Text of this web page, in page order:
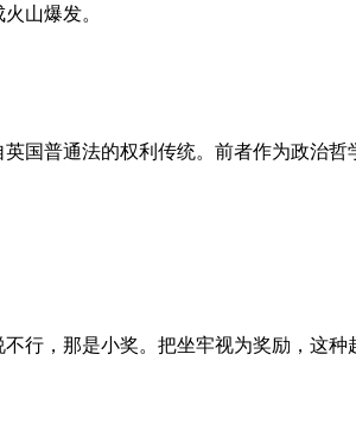
山爆发。
国普通法的权利传统。前者作为政治
行，那是小奖。把坐牢视为奖励，这